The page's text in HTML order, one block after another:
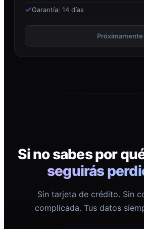
Garantía: 14 días
Próximamente
Si no sabes por
seguirás
Sin tarjeta de crédito. Sin
complicada. Tus datos